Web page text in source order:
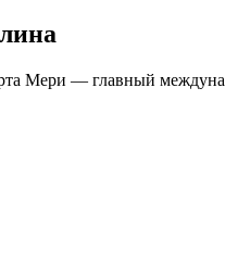
Мери — главный